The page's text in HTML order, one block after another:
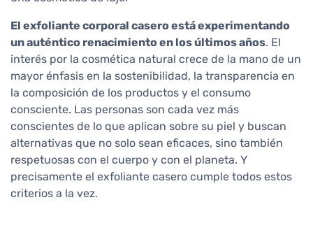
El exfoliante corporal casero está experimentando
un auténtico renacimiento en los últimos años. El
interés por la cosmética natural crece de la mano de un
mayor énfasis en la sostenibilidad, la transparencia en
la composición de los productos y el consumo
consciente. Las personas son cada vez más
conscientes de lo que aplican sobre su piel y buscan
alternativas que no solo sean eficaces, sino también
respetuosas con el cuerpo y con el planeta. Y
precisamente el exfoliante casero cumple todos estos
criterios a la vez.